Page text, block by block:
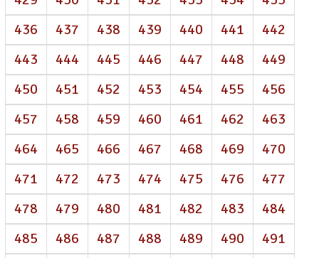
436
437 438 439 440 441
442
443
444 445 446 447 448
449
450
451 452 453 454 455
456
457
458 459 460 461 462
463
464
465 466 467 468 469
470
471
472 473 474 475 476
477
478
479 480 481 482 483
484
485
486 487 488 489 490
491